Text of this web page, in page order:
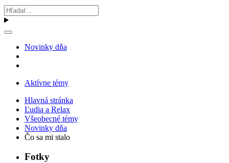
Novinky dňa
Aktívne témy
Hlavná stránka
Ľudia a Relax
Všeobecné témy
Novinky dňa
Čo sa mi stalo
Fotky